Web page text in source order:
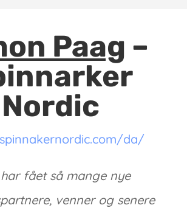
Paag –
Nordic
da/​
har fået så mange nye
venner og senere